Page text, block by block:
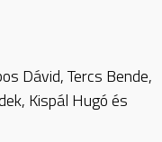
Dávid, Tercs Bende,
Kispál Hugó és